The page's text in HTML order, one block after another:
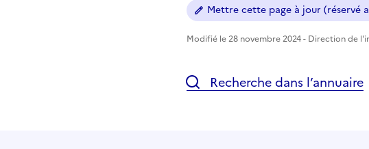
Mettre cette page à jour (réservé
Modifié le 28 novembre 2024 - Direction de
Recherche dans l’annuaire